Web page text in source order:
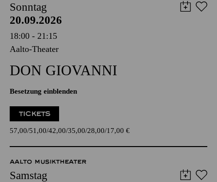
Sonntag
20.09.2026
18:00 - 21:15
Aalto-Theater
DON GIO­VANNI
Besetzung einblenden
TICKETS
57,00 51,00 42,00 35,00 28,00 17,00 €
AALTO MUSIKTHEATER
Samstag